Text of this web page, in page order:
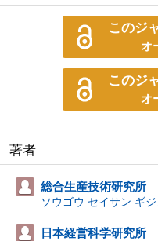
このジ
オ
このジ
オ
著者
総合生産技術研究所
ソウゴウ セイサン ギ
日本経営科学研究所